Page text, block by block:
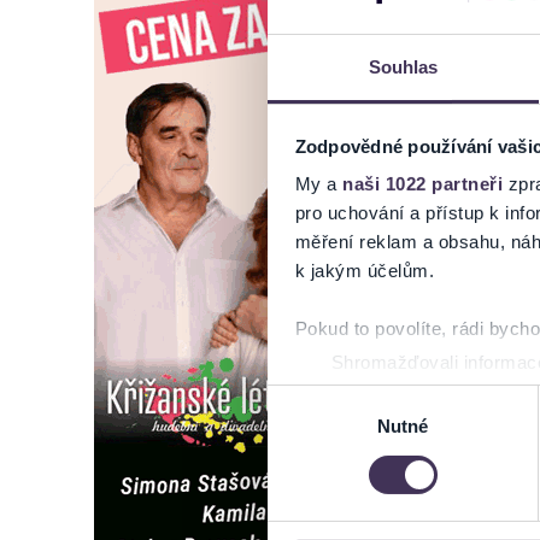
Souhlas
Zodpovědné používání
My a naši 1022 partneři
pro uchování a přístup k
měření reklam a obsahu,
k jakým účelům.
Pokud to povolíte, rádi
Shromažďovali
Identifikovali vaše
Zjistěte více o tom, jak
můžete kdykoliv změnit
souhlasu
Nutné